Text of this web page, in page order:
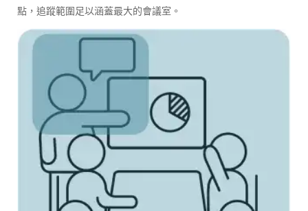
點，追蹤範圍足以涵蓋最大的會議室。